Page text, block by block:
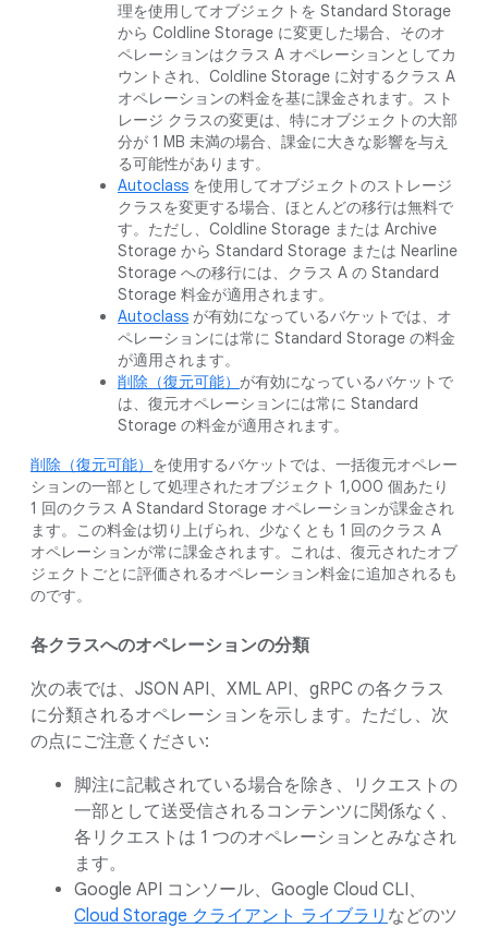
理を使用してオブジェクトを Standard Storage
から Coldline Storage に変更した場合、そのオ
ペレーションはクラス A オペレーションとしてカ
ウントされ、Coldline Storage に対するクラス A
オペレーションの料金を基に課金されます。スト
レージ クラスの変更は、特にオブジェクトの大部
分が 1 MB 未満の場合、課金に大きな影響を与え
る可能性があります。
Autoclass を使用してオブジェクトのストレージ
クラスを変更する場合、ほとんどの移行は無料で
す。ただし、Coldline Storage または Archive
Storage から Standard Storage または Nearline
Storage への移行には、クラス A の Standard
Storage 料金が適用されます。
Autoclass が有効になっているバケットでは、オ
ペレーションには常に Standard Storage の料金
が適用されます。
削除（復元可能） が有効になっているバケットで
は、復元オペレーションには常に Standard
Storage の料金が適用されます。
削除（復元可能） を使用するバケットでは、一括復元オペレー
ションの一部として処理されたオブジェクト 1,000 個あたり
1 回のクラス A Standard Storage オペレーションが課金され
ます。この料金は切り上げられ、少なくとも 1 回のクラス A
オペレーションが常に課金されます。これは、復元されたオブ
ジェクトごとに評価されるオペレーション料金に追加されるも
のです。
各クラスへのオペレーションの分類
次の表では、JSON API、XML API、gRPC の各クラス
に分類されるオペレーションを示します。ただし、次
の点にご注意ください:
脚注に記載されている場合を除き、リクエストの
一部として送受信されるコンテンツに関係なく、
各リクエストは 1 つのオペレーションとみなされ
ます。
Google API コンソール、Google Cloud CLI、
Cloud Storage クライアント ライブラリ などのツ